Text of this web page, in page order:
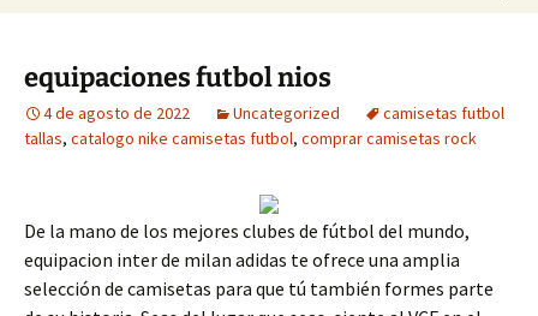
equipaciones futbol nios
4 de agosto de 2022 Uncategorized
camisetas futbol
tallas, catalogo nike camisetas futbol, comprar camisetas rock
De la mano de los mejores clubes de fútbol del mundo,
equipacion inter de milan adidas te ofrece una amplia
selección de camisetas para que tú también formes parte